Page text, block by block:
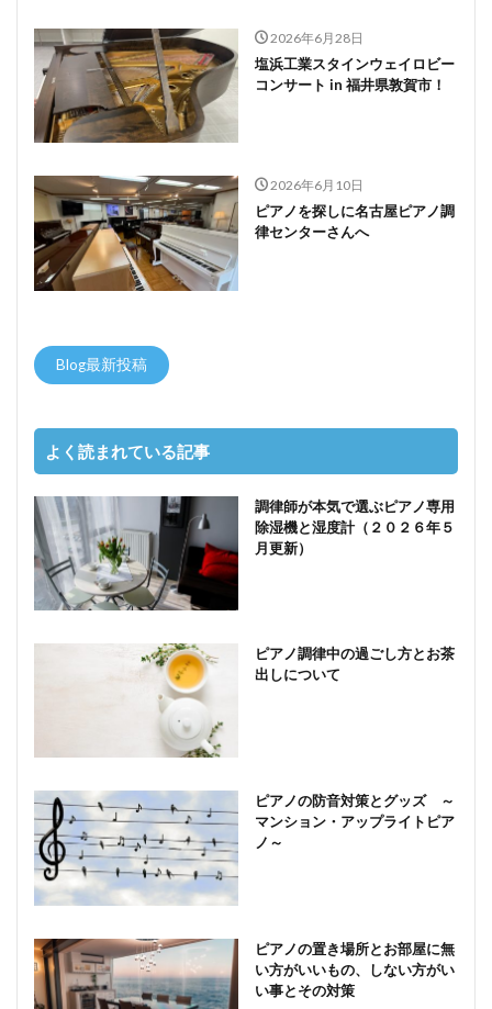
2026年6月28日
塩浜工業スタインウェイロビー
コンサート in 福井県敦賀市！
2026年6月10日
ピアノを探しに名古屋ピアノ調
律センターさんへ
Blog最新投稿
よく読まれている記事
調律師が本気で選ぶピアノ専用
除湿機と湿度計（２０２６年５
月更新）
ピアノ調律中の過ごし方とお茶
出しについて
ピアノの防音対策とグッズ ～
マンション・アップライトピア
ノ～
ピアノの置き場所とお部屋に無
い方がいいもの、しない方がい
い事とその対策